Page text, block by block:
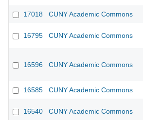
17018 CUNY Academic Commons
16795 CUNY Academic Commons
16596 CUNY Academic Commons
16585 CUNY Academic Commons
16540 CUNY Academic Commons